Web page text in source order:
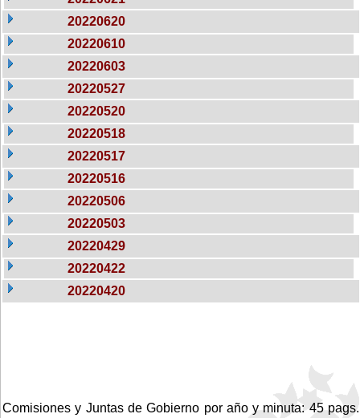
20220620
20220610
20220603
20220527
20220520
20220518
20220517
20220516
20220506
20220503
20220429
20220422
20220420
Comisiones y Juntas de Gobierno por año y minuta: 45 pags.